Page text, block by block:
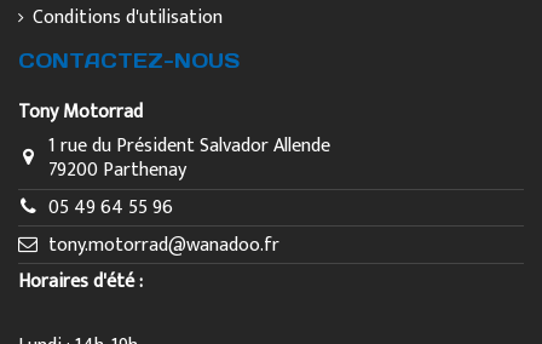
Conditions d'utilisation
CONTACTEZ-NOUS
Tony Motorrad
1 rue du Président Salvador Allende
79200 Parthenay
05 49 64 55 96
tony.motorrad@wanadoo.fr
Horaires d'été :